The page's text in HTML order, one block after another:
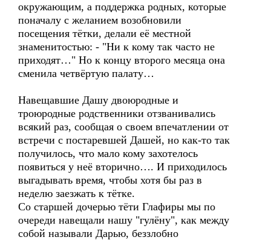
окружающим, а поддержка родных, которые
поначалу с желанием возобновили
посещения тётки, делали её местной
знаменитостью: - "Ни к кому так часто не
приходят…" Но к концу второго месяца она
сменила четвёртую палату…
Навещавшие Дашу двоюродные и
троюродные родственники отзванивались
всякий раз, сообщая о своем впечатлении от
встречи с постаревшей Дашей, но как-то так
получилось, что мало кому захотелось
появиться у неё вторично…. И приходилось
выгадывать время, чтобы хотя бы раз в
неделю заезжать к тётке.
Со старшей дочерью тёти Глафиры мы по
очереди навещали нашу "гулёну", как между
собой называли Дарью, беззлобно